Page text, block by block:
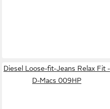
Diesel Loose-fit-Jeans Relax Fit -
D-Macs 009HP